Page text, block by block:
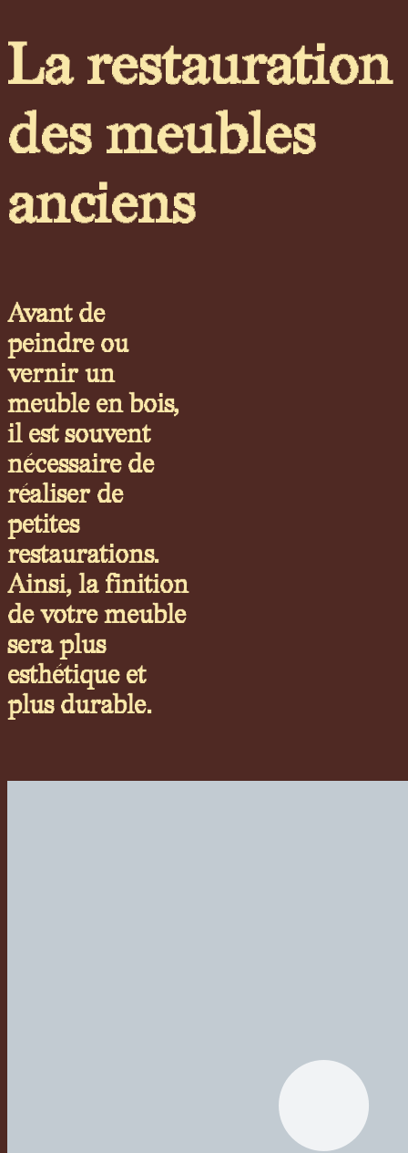
La restauration
des meubles
anciens
Avant de
peindre ou
vernir un
meuble en bois,
il est souvent
nécessaire de
réaliser de
petites
restaurations.
Ainsi, la finition
de votre meuble
sera plus
esthétique et
plus durable.